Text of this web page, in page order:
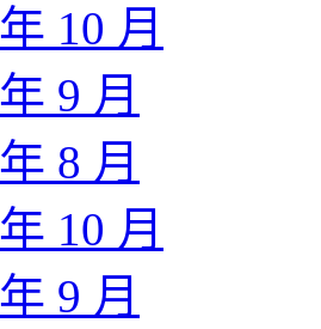
10 月
9 月
8 月
10 月
9 月